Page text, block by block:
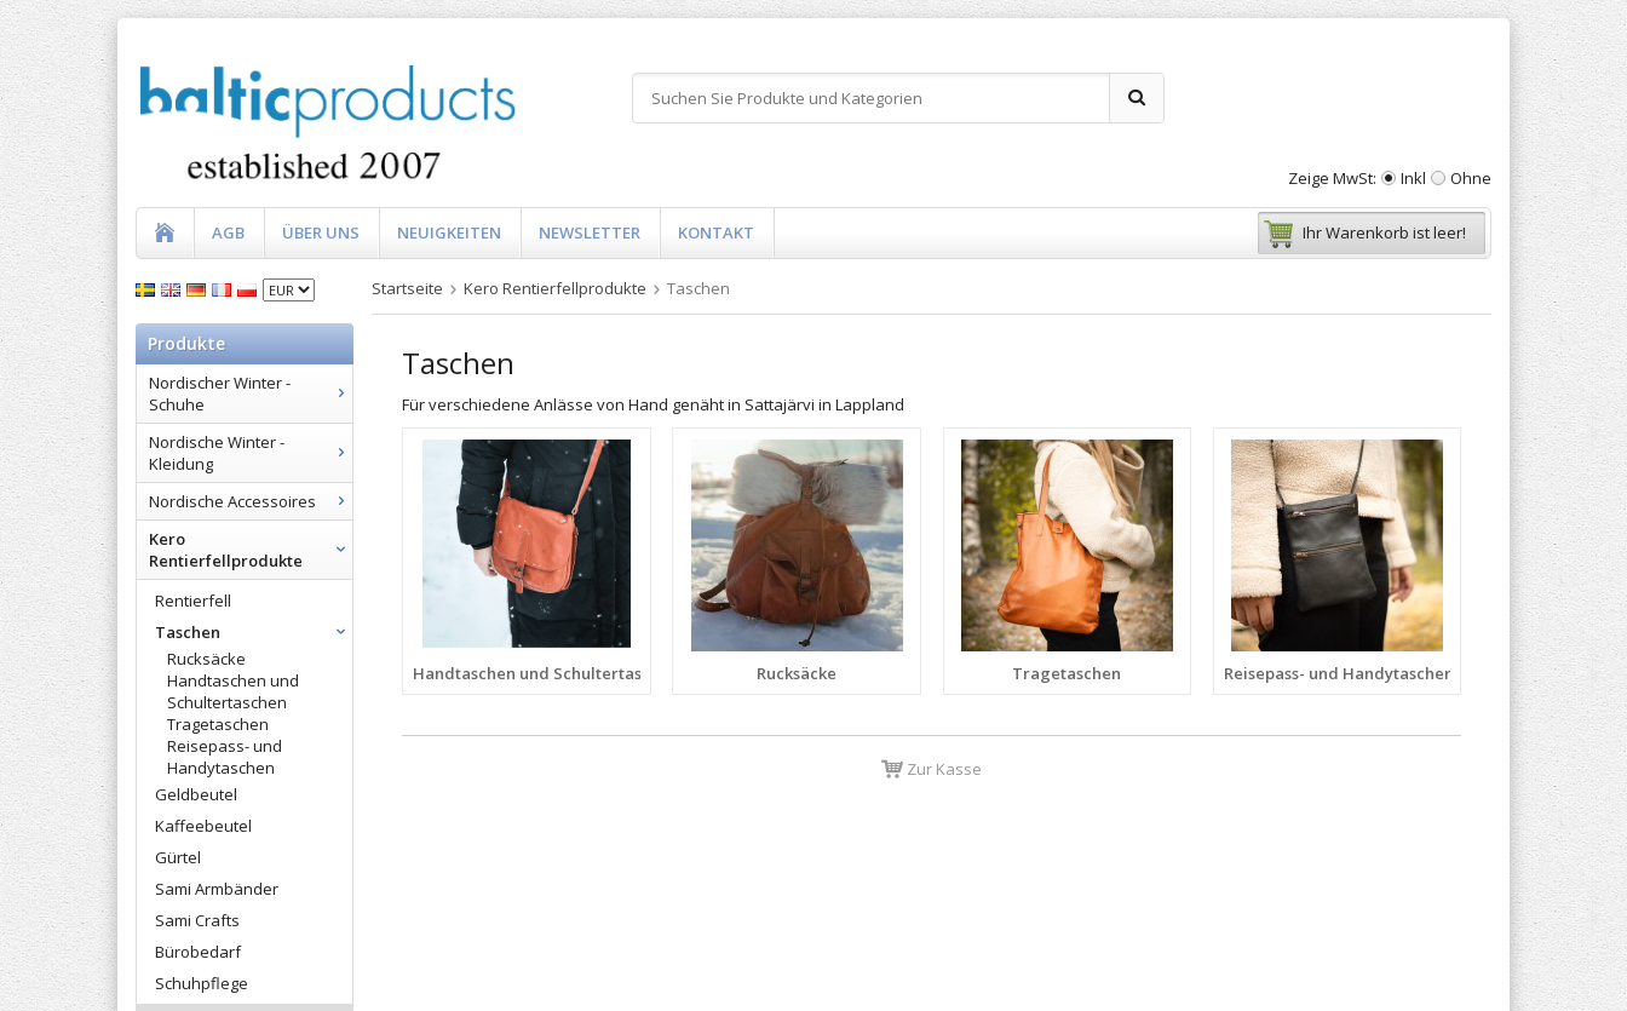
Zeige MwSt: Inkl Ohne
AGB ÜBER UNS NEUIGKEITEN NEWSLETTER KONTAKT Ihr Warenkorb ist leer!
Produkte
Nordischer Winter -
Schuhe
Nordische Winter -
Kleidung
Nordische Accessoires
Kero
Rentierfellprodukte
Rentierfell
Taschen
Rucksäcke
Handtaschen und
Schultertaschen
Tragetaschen
Reisepass- und
Handytaschen
Geldbeutel
Kaffeebeutel
Gürtel
Sami Armbänder
Sami Crafts
Bürobedarf
Schuhpflege
Startseite Kero Rentierfellprodukte Taschen
Taschen
Für verschiedene Anlässe von Hand genäht in Sattajärvi in Lappland
Handtaschen und Schultertaschen Rucksäcke Tragetaschen Reisepass- und Handytaschen
Zur Kasse